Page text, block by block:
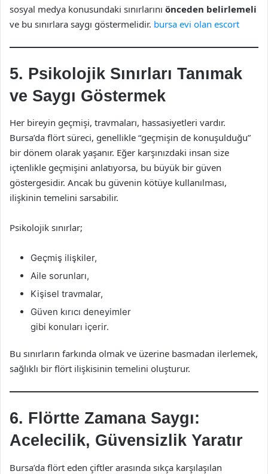
sosyal medya konusundaki sınırlarını önceden belirlemeli
ve bu sınırlara saygı göstermelidir. bursa evi olan escort
5. Psikolojik Sınırları Tanımak
ve Saygı Göstermek
Her bireyin geçmişi, travmaları, hassasiyetleri vardır.
Bursa’da flört süreci, genellikle “geçmişin de konuşulduğu”
bir dönem olarak yaşanır. Eğer karşınızdaki insan size
içtenlikle geçmişini anlatıyorsa, bu büyük bir güven
göstergesidir. Ancak bu güvenin kötüye kullanılması,
ilişkinin temelini sarsabilir.
Psikolojik sınırlar;
Geçmiş ilişkiler,
Aile sorunları,
Kişisel travmalar,
Güven kırıcı deneyimler
gibi konuları içerir.
Bu sınırların farkında olmak ve üzerine basmadan ilerlemek,
sağlıklı bir flört ilişkisinin temelini oluşturur.
6. Flörtte Zamana Saygı:
Acelecilik, Güvensizlik Yaratır
Bursa’da flört eden çiftler arasında sıkça karşılaşılan